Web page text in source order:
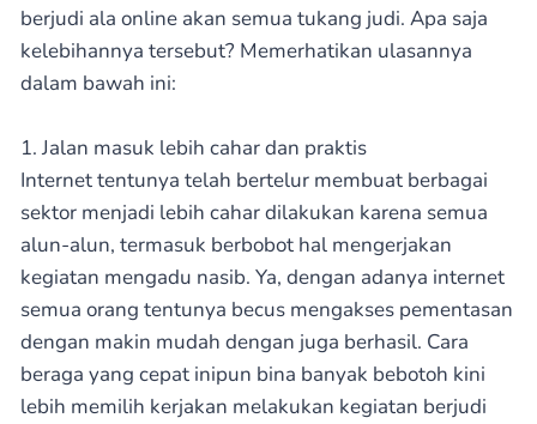
berjudi ala online akan semua tukang judi. Apa saja
kelebihannya tersebut? Memerhatikan ulasannya
dalam bawah ini:
1. Jalan masuk lebih cahar dan praktis
Internet tentunya telah bertelur membuat berbagai
sektor menjadi lebih cahar dilakukan karena semua
alun-alun, termasuk berbobot hal mengerjakan
kegiatan mengadu nasib. Ya, dengan adanya internet
semua orang tentunya becus mengakses pementasan
dengan makin mudah dengan juga berhasil. Cara
beraga yang cepat inipun bina banyak bebotoh kini
lebih memilih kerjakan melakukan kegiatan berjudi